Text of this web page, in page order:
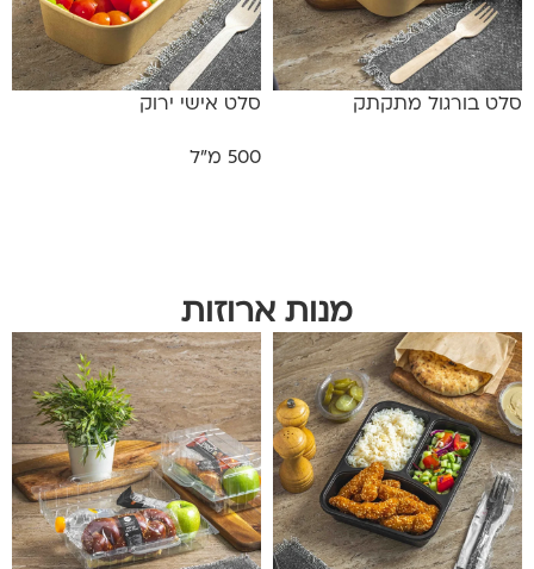
סלט בורגול מתקתק סלט אישי ירוק
500 מ"ל
מנות ארוזות